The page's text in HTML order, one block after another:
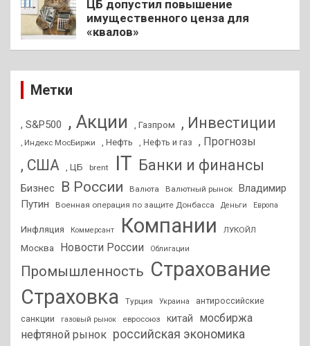
ЦБ допустил повышение
имущественного ценза для
«квалов»
Метки
, S&P500 , Акции , Газпром , Инвестиции
, Индекс МосБиржи , Нефть , Нефть и газ , Прогнозы
, США , ЦБ brent IT Банки и финансы
Бизнес В России Валюта Валютный рынок
Владимир
Путин
Военная операция по защите Донбасса Деньги Европа
Инфляция Коммерсант Компании ЛУКОЙЛ
Москва Новости России Облигации
Промышленность Страхование
Страховка
Турция Украина
антироссийские
санкции
газовый рынок евросоюз китай
мосбиржа
нефтяной рынок российская экономика